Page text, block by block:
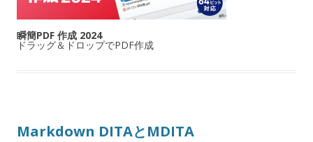
瞬簡PDF 作成 2024
ドラッグ＆ドロップでPDF作成
Markdown DITAとMDITA